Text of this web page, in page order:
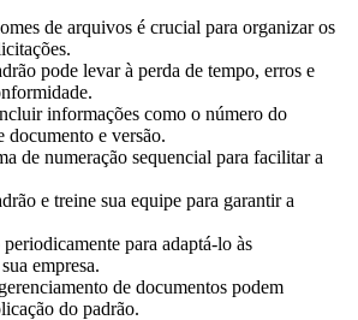
de arquivos é crucial para organizar os
pode levar à perda de tempo, erros e
informações como o número do
documento e versão.
de numeração sequencial para facilitar a
e treine sua equipe para garantir a
para adaptá-lo às
empresa.
de documentos podem
do padrão.